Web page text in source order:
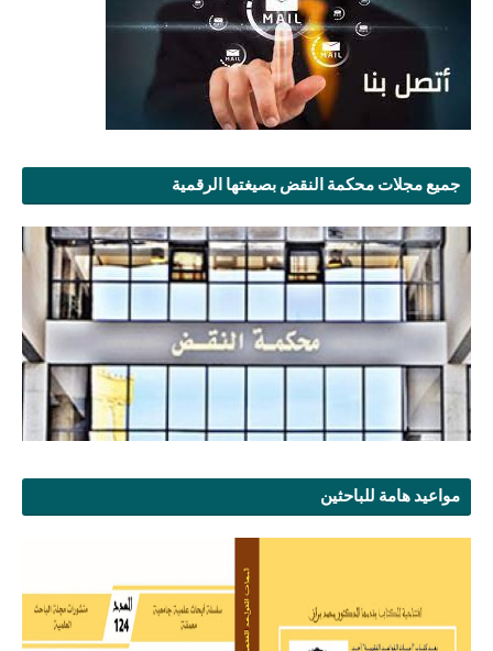
جميع مجلات محكمة النقض بصيغتها الرقمية
مواعيد هامة للباحثين